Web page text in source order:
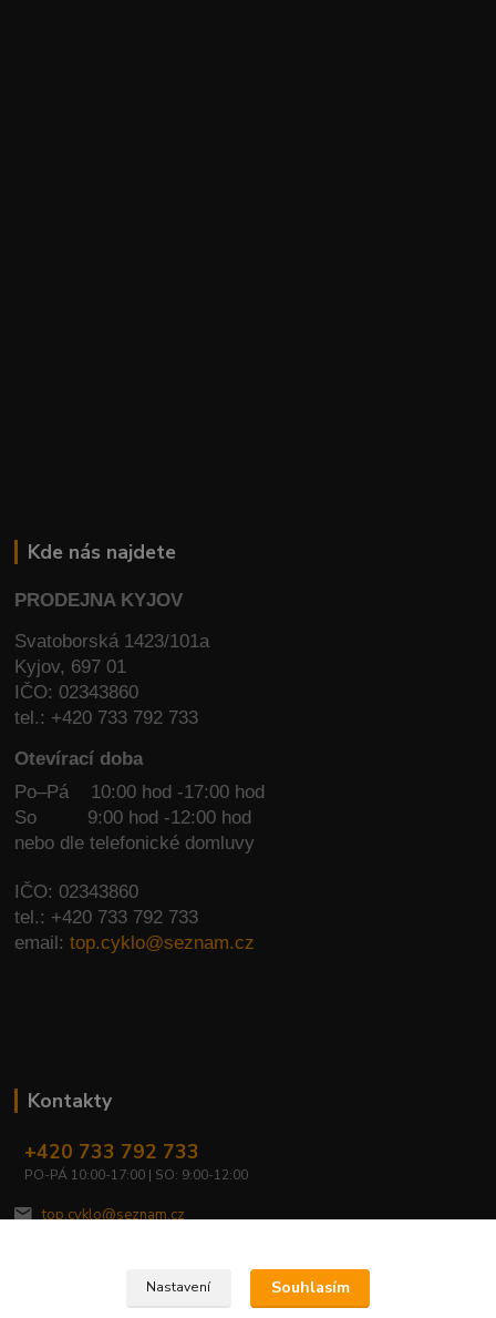
Kde nás najdete
PRODEJNA KYJOV
Svatoborská 1423/101a
Kyjov, 697 01
IČO: 02343860
tel.: +420 733 792 733
Otevírací doba
Po–Pá 10:00 hod -17:00 hod
So
9:00 hod -12:00 hod
nebo dle telefonické domluvy
IČO: 02343860
tel.: +420 733 792 733
email:top.cyklo@seznam.cz
Kontakty
+420 733 792 733
PO-PÁ 10:00-17:00 | SO: 9:00-12:00
top.cyklo@seznam.cz
Nastavení Souhlasím